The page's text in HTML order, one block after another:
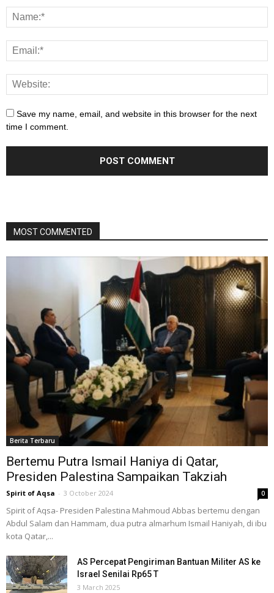
Save my name, email, and website in this browser for the next
time I comment.
MOST COMMENTED
Berita Terbaru
Bertemu Putra Ismail Haniya di Qatar,
Presiden Palestina Sampaikan Takziah
Spirit of Aqsa - 3 October 2024 0
Spirit of Aqsa- Presiden Palestina Mahmoud Abbas bertemu dengan
Abdul Salam dan Hammam, dua putra almarhum Ismail Haniyah, di ibu
kota Qatar,...
AS Percepat Pengiriman Bantuan Militer AS ke
Israel Senilai Rp65 T
3 March 2025